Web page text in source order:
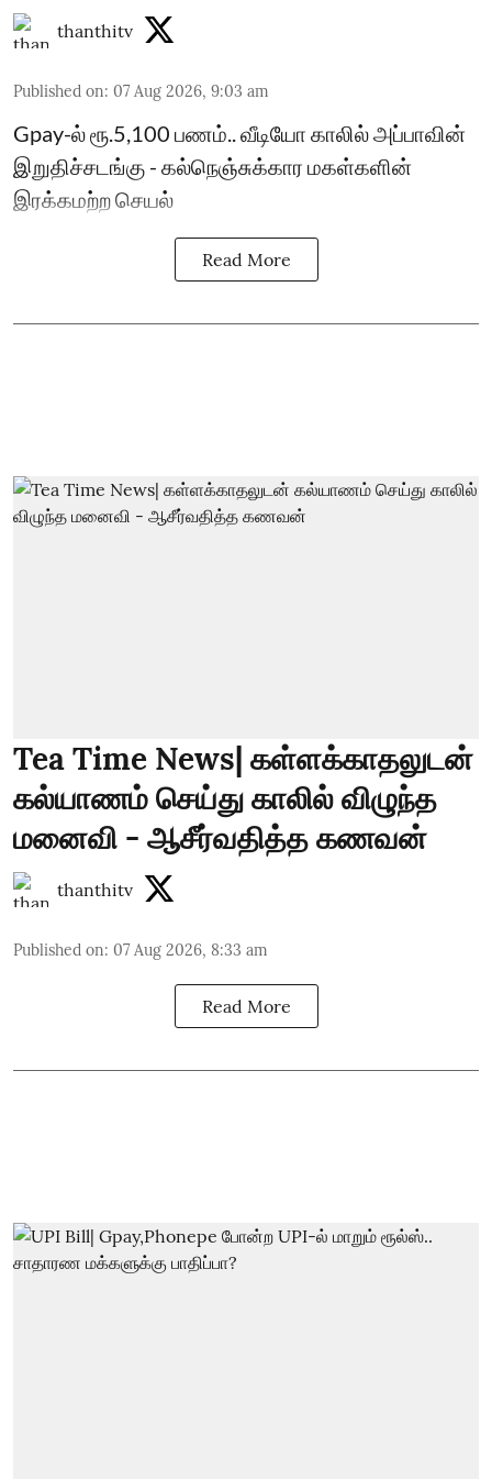
thanthitv
Published on: 07 Aug 2026, 9:03 am
Gpay-ல் ரூ.5,100 பணம்.. வீடியோ காலில் அப்பாவின்
இறுதிச்சடங்கு - கல்நெஞ்சுக்கார மகள்களின்
இரக்கமற்ற செயல்
Read More
Tea Time News| கள்ளக்காதலுடன்
கல்யாணம் செய்து காலில் விழுந்த
மனைவி - ஆசீர்வதித்த கணவன்
thanthitv
Published on: 07 Aug 2026, 8:33 am
Read More